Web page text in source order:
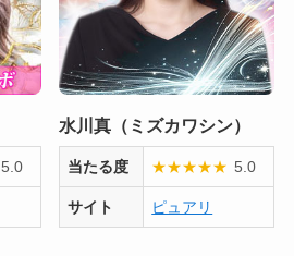
5.0
水川真（ミズカワシン）
当たる度 ★★★★★ 5.0
サイト ピュアリ